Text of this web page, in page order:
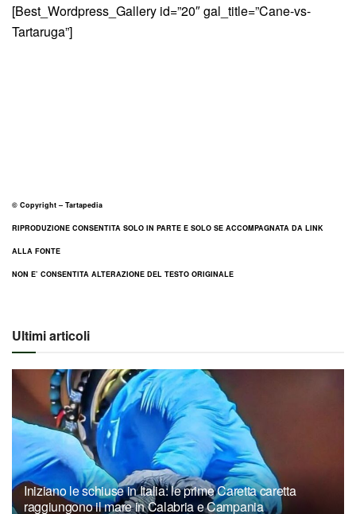
[Best_Wordpress_Gallery id=”20″ gal_title=”Cane-vs-
Tartaruga”]
© Copyright – Tartapedia
RIPRODUZIONE CONSENTITA SOLO IN PARTE E SOLO SE ACCOMPAGNATA DA LINK
ALLA FONTE
NON E’ CONSENTITA ALTERAZIONE DEL TESTO ORIGINALE
Ultimi articoli
Iniziano le schiuse in Italia: le prime Caretta caretta
raggiungono il mare in Calabria e Campania